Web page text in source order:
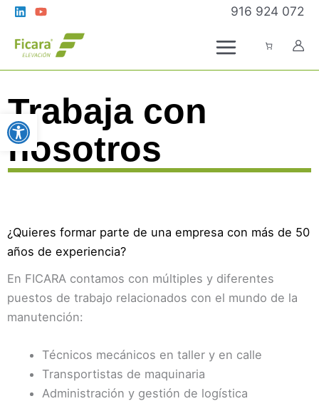
Abrir barra de herramientas
contenido
916 924 072
Trabaja con
nosotros
¿Quieres formar parte de una empresa con más de 50
años de experiencia?
En FICARA contamos con múltiples y diferentes
puestos de trabajo relacionados con el mundo de la
manutención:
Técnicos mecánicos en taller y en calle
Transportistas de maquinaria
Administración y gestión de logística